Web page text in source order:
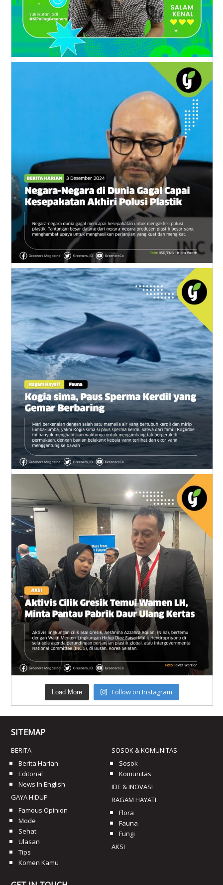
Load More Follow on Instagram
SITEMAP
BERITA
Berita Harian
Editorial
News In English
GAYA HIDUP
Famous Opinion
Mode
Sehat
Ulasan
Tips
Komen Kamu
SOSOK & KOMUNITAS
Sosok
Komunitas
IDE & INOVASI
RAGAM HAYATI
Flora
Fauna
Fungi
AKSI